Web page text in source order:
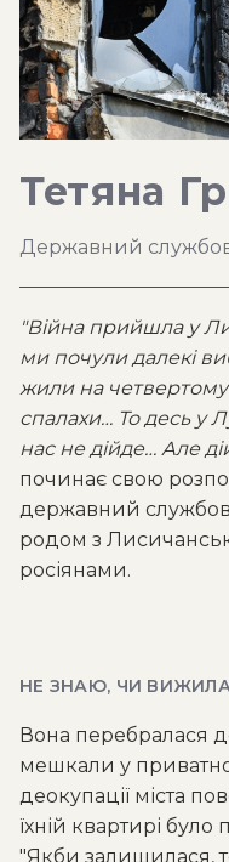
Тетяна
Державний
"Війна прийшла у
ми почули далекі
жили на
спалахи… То десь у
нас не дійде… Але
починає свою
державний
родом з
росіянами.
НЕ ЗНАЮ, ЧИ
Вона перебралася до
мешкали у
деокупації міста
їхній квартирі
"Якби залишилася,